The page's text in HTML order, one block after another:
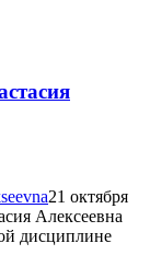
21 октября
Алексеевна
дисциплине